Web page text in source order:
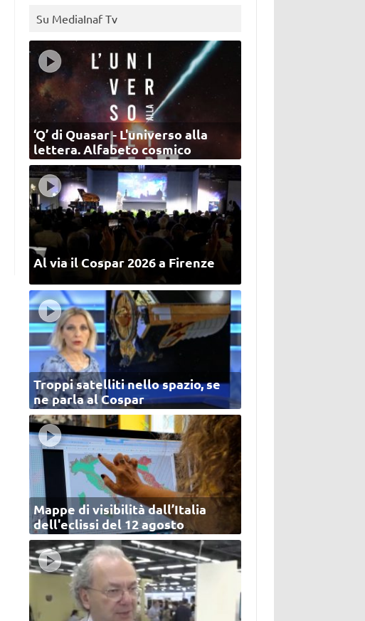
Su MediaInaf Tv
‘Q’ di Quasar - L'universo alla
lettera. Alfabeto cosmico
Al via il Cospar 2026 a Firenze
Troppi satelliti nello spazio, se
ne parla al Cospar
Mappe di visibilità dall’Italia
dell'eclissi del 12 agosto